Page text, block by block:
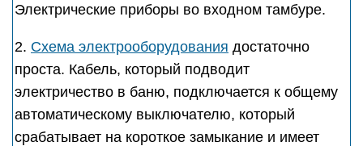
Электрические приборы во входном тамбуре.
2. Схема электрооборудования достаточно
проста. Кабель, который подводит
электричество в баню, подключается к общему
автоматическому выключателю, который
срабатывает на короткое замыкание и имеет